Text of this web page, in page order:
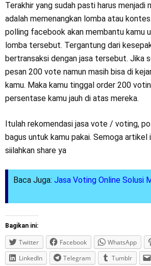
Terakhir yang sudah pasti harus menjadi
adalah memenangkan lomba atau
polling facebook akan membantu kamu
lomba tersebut. Tergantung dari
bertransaksi dengan jasa tersebut. Jika
pesan 200 vote namun masih bisa di
kamu. Maka kamu tinggal order 200
persentase kamu jauh di atas mereka.
Itulah rekomendasi jasa vote / voting,
bagus untuk kamu pakai. Semoga artikel
siilahkan share ya
Baca Juga: Jasa Voting Online Solusi
Bagikan ini:
Twitter Facebook WhatsApp
LinkedIn
Telegram Tumblr